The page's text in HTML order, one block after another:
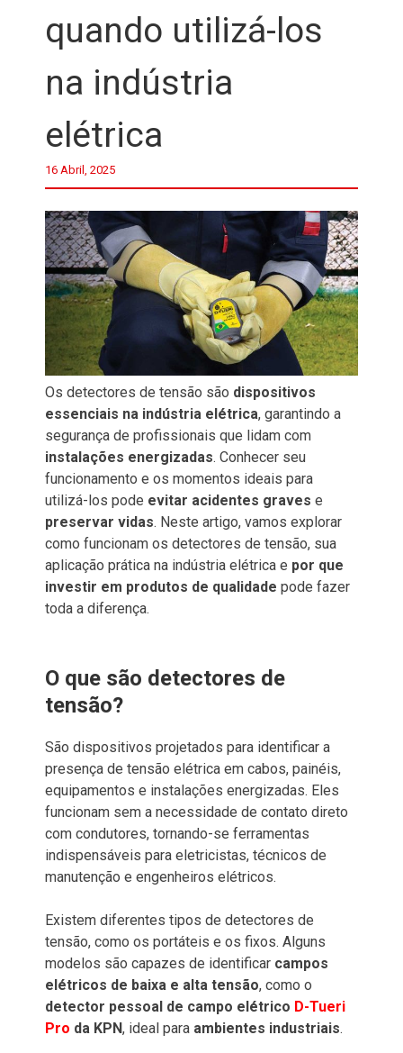
quando utilizá-los
na indústria
elétrica
16 Abril, 2025
Os detectores de tensão são dispositivos
essenciais na indústria elétrica, garantindo a
segurança de profissionais que lidam com
instalações energizadas. Conhecer seu
funcionamento e os momentos ideais para
utilizá-los pode evitar acidentes graves e
preservar vidas. Neste artigo, vamos explorar
como funcionam os detectores de tensão, sua
aplicação prática na indústria elétrica e por que
investir em produtos de qualidade pode fazer
toda a diferença.
O que são detectores de
tensão?
São dispositivos projetados para identificar a
presença de tensão elétrica em cabos, painéis,
equipamentos e instalações energizadas. Eles
funcionam sem a necessidade de contato direto
com condutores, tornando-se ferramentas
indispensáveis para eletricistas, técnicos de
manutenção e engenheiros elétricos.
Existem diferentes tipos de detectores de
tensão, como os portáteis e os fixos. Alguns
modelos são capazes de identificar campos
elétricos de baixa e alta tensão, como o
detector pessoal de campo elétrico D-Tueri
Pro da KPN, ideal para ambientes industriais.